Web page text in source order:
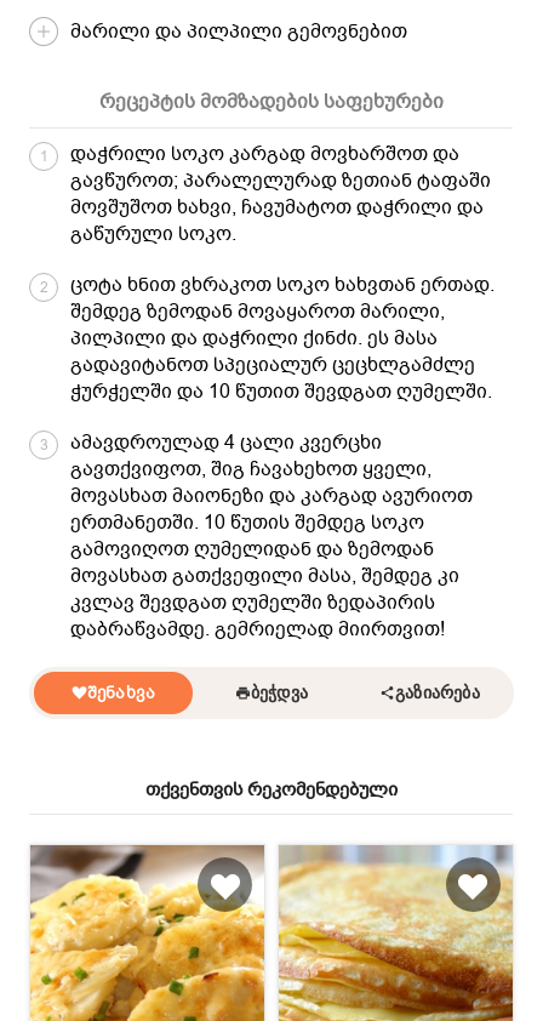
მარილი და პილპილი გემოვნებით
რეცეპტის მომზადების საფეხურები
1
დაჭრილი სოკო კარგად მოვხარშოთ და
გავწუროთ; პარალელურად ზეთიან ტაფაში
მოვშუშოთ ხახვი, ჩავუმატოთ დაჭრილი და
გაწურული სოკო.
2
ცოტა ხნით ვხრაკოთ სოკო ხახვთან ერთად.
შემდეგ ზემოდან მოვაყაროთ მარილი,
პილპილი და დაჭრილი ქინძი. ეს მასა
გადავიტანოთ სპეციალურ ცეცხლგამძლე
ჭურჭელში და 10 წუთით შევდგათ ღუმელში.
3
ამავდროულად 4 ცალი კვერცხი
გავთქვიფოთ, შიგ ჩავახეხოთ ყველი,
მოვასხათ მაიონეზი და კარგად ავურიოთ
ერთმანეთში. 10 წუთის შემდეგ სოკო
გამოვიღოთ ღუმელიდან და ზემოდან
მოვასხათ გათქვეფილი მასა, შემდეგ კი
კვლავ შევდგათ ღუმელში ზედაპირის
დაბრაწვამდე. გემრიელად მიირთვით!
ᲨᲔᲜᲐᲮᲕᲐ ᲑᲔᲭᲓᲕᲐ ᲒᲐᲖᲘᲐᲠᲔᲑᲐ
თქვენთვის რეკომენდებული